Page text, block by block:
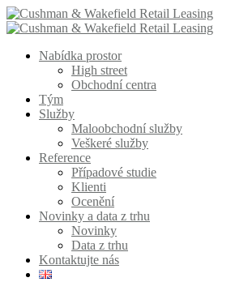
Nabídka prostor
High street
Obchodní centra
Tým
Služby
Maloobchodní služby
Veškeré služby
Reference
Případové studie
Klienti
Ocenění
Novinky a data z trhu
Novinky
Data z trhu
Kontaktujte nás